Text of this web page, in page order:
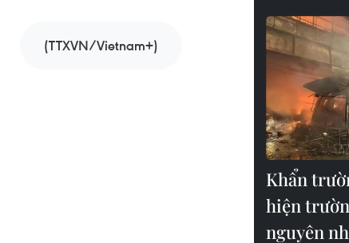
(TTXVN/Vietnam+)
Khẩn
hiện
nguyên